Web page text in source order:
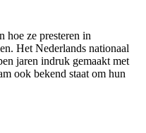
hoe ze presteren in
Het Nederlands nationaal
jaren indruk gemaakt met
ook bekend staat om hun